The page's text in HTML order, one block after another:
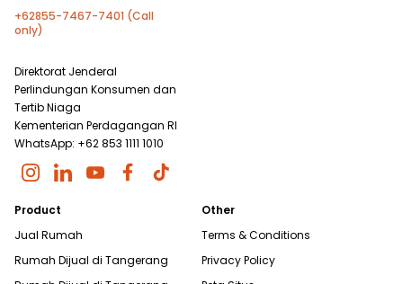
+62855-7467-7401 (Call
only)
Direktorat Jenderal
Perlindungan Konsumen dan
Tertib Niaga
Kementerian Perdagangan RI
WhatsApp: +62 853 1111 1010
Product
Jual Rumah
Rumah Dijual di Tangerang
Other
Terms & Conditions
Privacy Policy